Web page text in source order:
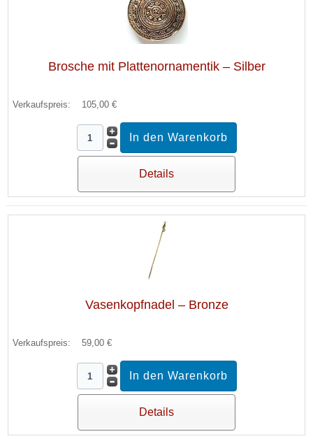
Brosche mit Plattenornamentik – Silber
Verkaufspreis: 105,00 €
Details
Vasenkopfnadel – Bronze
Verkaufspreis: 59,00 €
Details